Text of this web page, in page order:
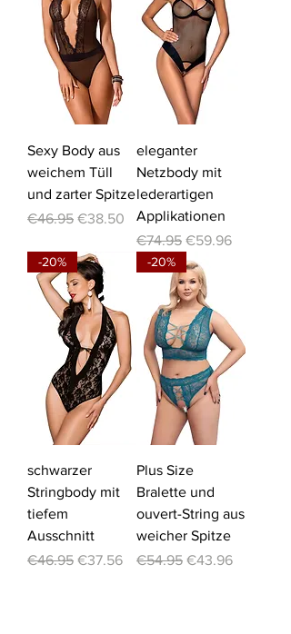
Sexy Body aus
weichem Tüll
und zarter Spitze
Regular Price
€46.95 Sale Price
€38.50
eleganter
Netzbody mit
lederartigen
Applikationen
Regular Price
€74.95 Sale Price
€59.96
-20%
schwarzer
Stringbody mit
tiefem
Ausschnitt
Regular Price
€46.95 Sale Price
€37.56
-20%
Plus Size
Bralette und
ouvert-String aus
weicher Spitze
Regular Price
€54.95 Sale Price
€43.96